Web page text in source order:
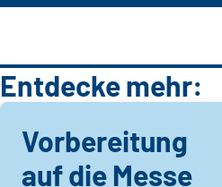
Entdecke mehr:
Vorbereitung
auf die Messe